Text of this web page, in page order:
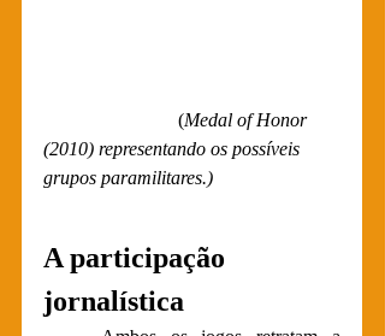
		        (
Medal of Honor
(2010) representando os possíveis
grupos paramilitares.)
A participação
jornalística